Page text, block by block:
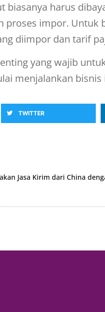
biasanya harus
proses impor. Untuk
diimpor dan tarif
yang wajib
menjalankan
TWITTER